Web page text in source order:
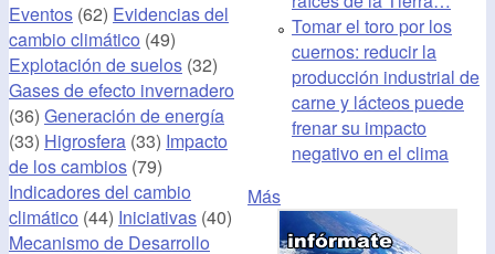
Eventos (62) Evidencias del
cambio climático (49)
Explotación de suelos (32)
Gases de efecto invernadero
(36) Generación de energía
(33) Higrosfera (33) Impacto
de los cambios (79)
Indicadores del cambio
climático (44) Iniciativas (40)
Mecanismo de Desarrollo
Tomar el toro por los
cuernos: reducir la
producción industrial de
carne y lácteos puede
frenar su impacto
negativo en el clima
Más